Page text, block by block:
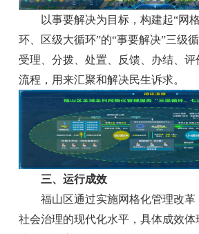
以事要解决为目标，构建起“网
环、区级大循环”的“事要解决”三级
受理、分拨、处置、反馈、办结、评
流程，用来汇聚和解决民生诉求。
三、运行成效
福山区通过实施网格化管理改革
社会治理的现代化水平，具体成效